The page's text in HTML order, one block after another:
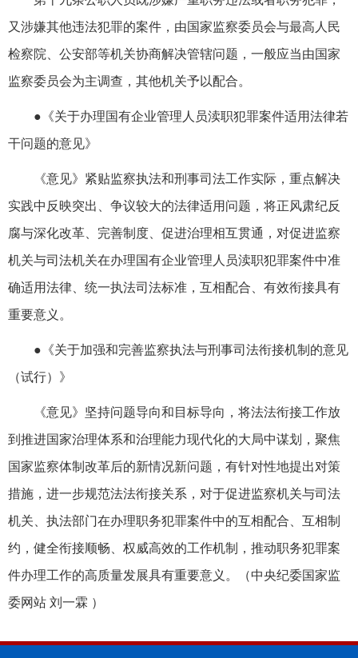
又涉嫌其他违法犯罪的案件，由国家监察委员会与最高人民
检察院、公安部等机关协商解决管辖问题，一般应当由国家
监察委员会为主调查，其他机关予以配合。
●《关于办理国有企业管理人员渎职犯罪案件适用法律若
干问题的意见》
《意见》紧贴监察执法和刑事司法工作实际，重点解决
实践中反映突出、争议较大的法律适用问题，将正风肃纪反
腐与深化改革、完善制度、促进治理相互贯通，对促进监察
机关与司法机关在办理国有企业管理人员渎职犯罪案件中准
确适用法律、统一执法司法标准，互相配合、有效衔接具有
重要意义。
●《关于加强和完善监察执法与刑事司法衔接机制的意见
（试行）》
《意见》坚持问题导向和目标导向，将法法衔接工作放
到推进国家治理体系和治理能力现代化的大局中谋划，聚焦
国家监察体制改革后的新情况新问题，有针对性地提出对策
措施，进一步规范法法衔接关系，对于促进监察机关与司法
机关、执法部门在办理职务犯罪案件中的互相配合、互相制
约，健全衔接顺畅、权威高效的工作机制，推动职务犯罪案
件办理工作的高质量发展具有重要意义。（中央纪委国家监
委网站 刘一霖 ）